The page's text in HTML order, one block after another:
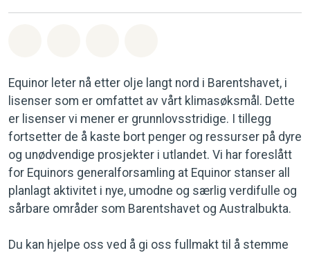
Equinor leter nå etter olje langt nord i Barentshavet, i
lisenser som er omfattet av vårt klimasøksmål. Dette
er lisenser vi mener er grunnlovsstridige. I tillegg
fortsetter de å kaste bort penger og ressurser på dyre
og unødvendige prosjekter i utlandet. Vi har foreslått
for Equinors generalforsamling at Equinor stanser all
planlagt aktivitet i nye, umodne og særlig verdifulle og
sårbare områder som Barentshavet og Australbukta.
Du kan hjelpe oss ved å gi oss fullmakt til å stemme